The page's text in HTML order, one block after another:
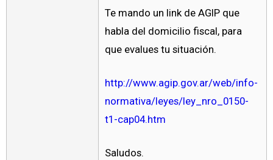
Te mando un link de AGIP que
habla del domicilio fiscal, para
que evalues tu situación.
http://www.agip.gov.ar/web/info-
normativa/leyes/ley_nro_0150-
t1-cap04.htm
Saludos.